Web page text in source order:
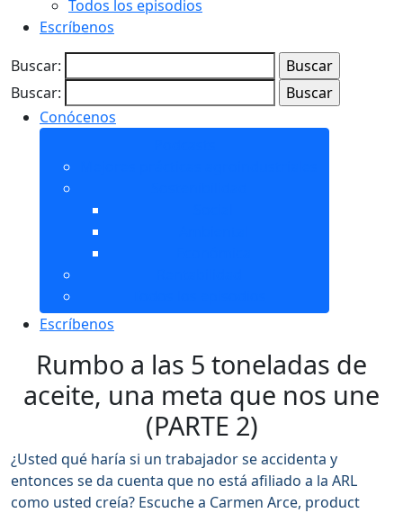
Todos los episodios
Escríbenos
Buscar:
Buscar:
Conócenos
Escríbenos
Rumbo a las 5 toneladas de
aceite, una meta que nos une
(PARTE 2)
¿Usted qué haría si un trabajador se accidenta y
entonces se da cuenta que no está afiliado a la ARL
como usted creía? Escuche a Carmen Arce, product